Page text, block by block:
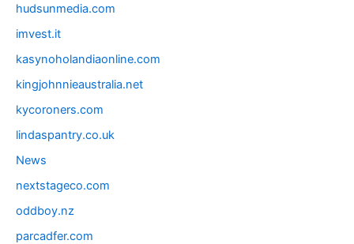
hudsunmedia.com
imvest.it
kasynoholandiaonline.com
kingjohnnieaustralia.net
kycoroners.com
lindaspantry.co.uk
News
nextstageco.com
oddboy.nz
parcadfer.com